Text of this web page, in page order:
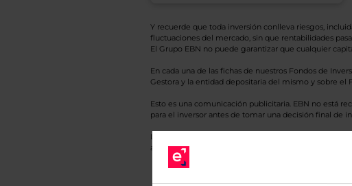
Y recuerde que toda inversión conlleva riesgos,
fluctuaciones del mercado, sin que rentabilidades
El Grupo EBN no puede garantizar que cualquier
En cada una de las fichas de nuestros Fondos de
Gestora y la entidad depositaria del mismo y sobre el
Esto es una comunicación publicitaria. EBN no está
para el inversor antes de tomar una decisión final de
Los datos de rentabilidad mostrados hacen referencia
anterior a Valor Liquidativo actual con reinversión de